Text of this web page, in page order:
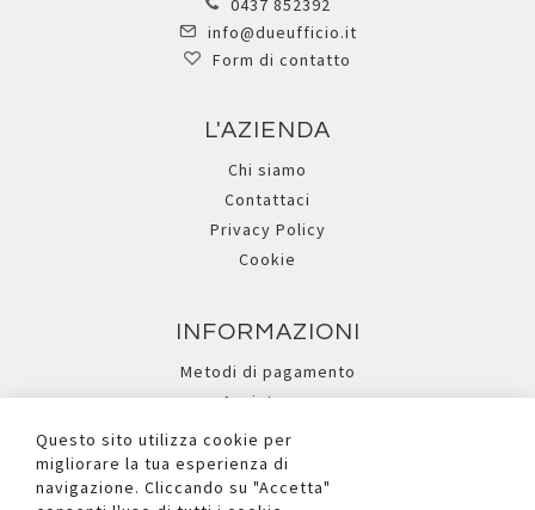
0437 852392
info@dueufficio.it
Form di contatto
L'AZIENDA
Chi siamo
Contattaci
Privacy Policy
Cookie
INFORMAZIONI
Metodi di pagamento
Assistenza
Ricerca avanzata
I NOSTRI SOCIAL
Questo sito utilizza cookie per
migliorare la tua esperienza di
navigazione. Cliccando su "Accetta"